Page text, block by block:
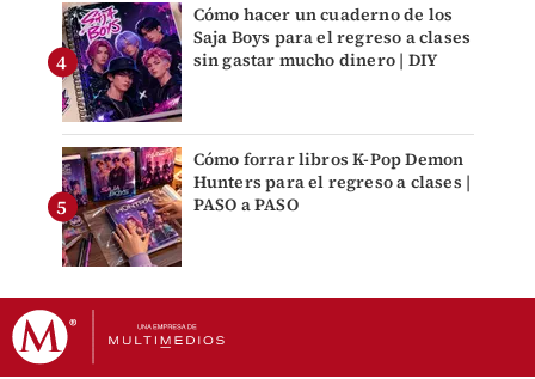
Cómo hacer un cuaderno de los
Saja Boys para el regreso a clases
sin gastar mucho dinero | DIY
Cómo forrar libros K-Pop Demon
Hunters para el regreso a clases |
PASO a PASO